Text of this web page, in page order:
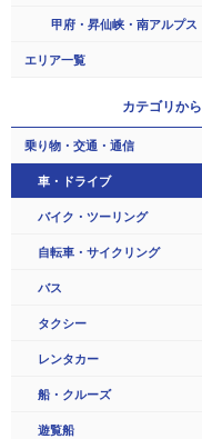
甲府・昇仙峡・南アルプス
エリア一覧
カテゴリから
乗り物・交通・通信
車・ドライブ
バイク・ツーリング
自転車・サイクリング
バス
タクシー
レンタカー
船・クルーズ
遊覧船